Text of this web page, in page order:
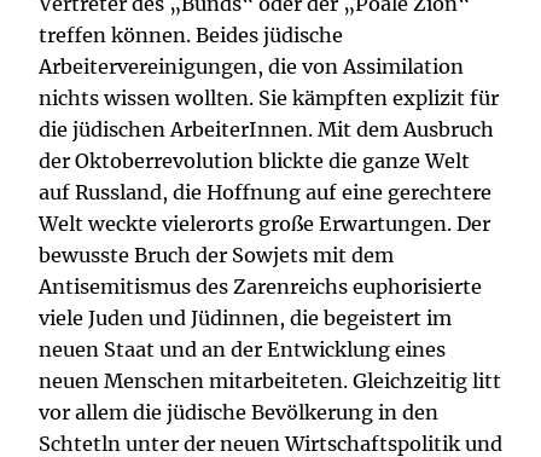
treffen können. Beides jüdische
Arbeitervereinigungen, die von Assimilation
nichts wissen wollten. Sie kämpften explizit für
die jüdischen ArbeiterInnen. Mit dem Ausbruch
der Oktoberrevolution blickte die ganze Welt
auf Russland, die Hoffnung auf eine gerechtere
Welt weckte vielerorts große Erwartungen. Der
bewusste Bruch der Sowjets mit dem
Antisemitismus des Zarenreichs euphorisierte
viele Juden und Jüdinnen, die begeistert im
neuen Staat und an der Entwicklung eines
neuen Menschen mitarbeiteten. Gleichzeitig litt
vor allem die jüdische Bevölkerung in den
Schtetln unter der neuen Wirtschaftspolitik und